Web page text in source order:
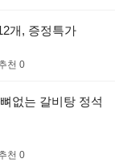
개, 증정특가
천 0
없는 갈비탕 정석
천 0